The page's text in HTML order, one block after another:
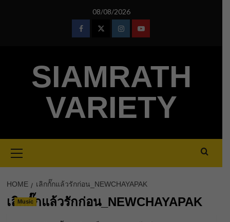
08/08/2026
FacebookTwitterInstagramYoutube
SIAMRATH
VARIETY
Menu
HOME เลิกกั๊กแล้วรักก่อน_NEWCHAYAPAK
เลิกกั๊กแล้วรักก่อน_NEWCHAYAPAK
Music